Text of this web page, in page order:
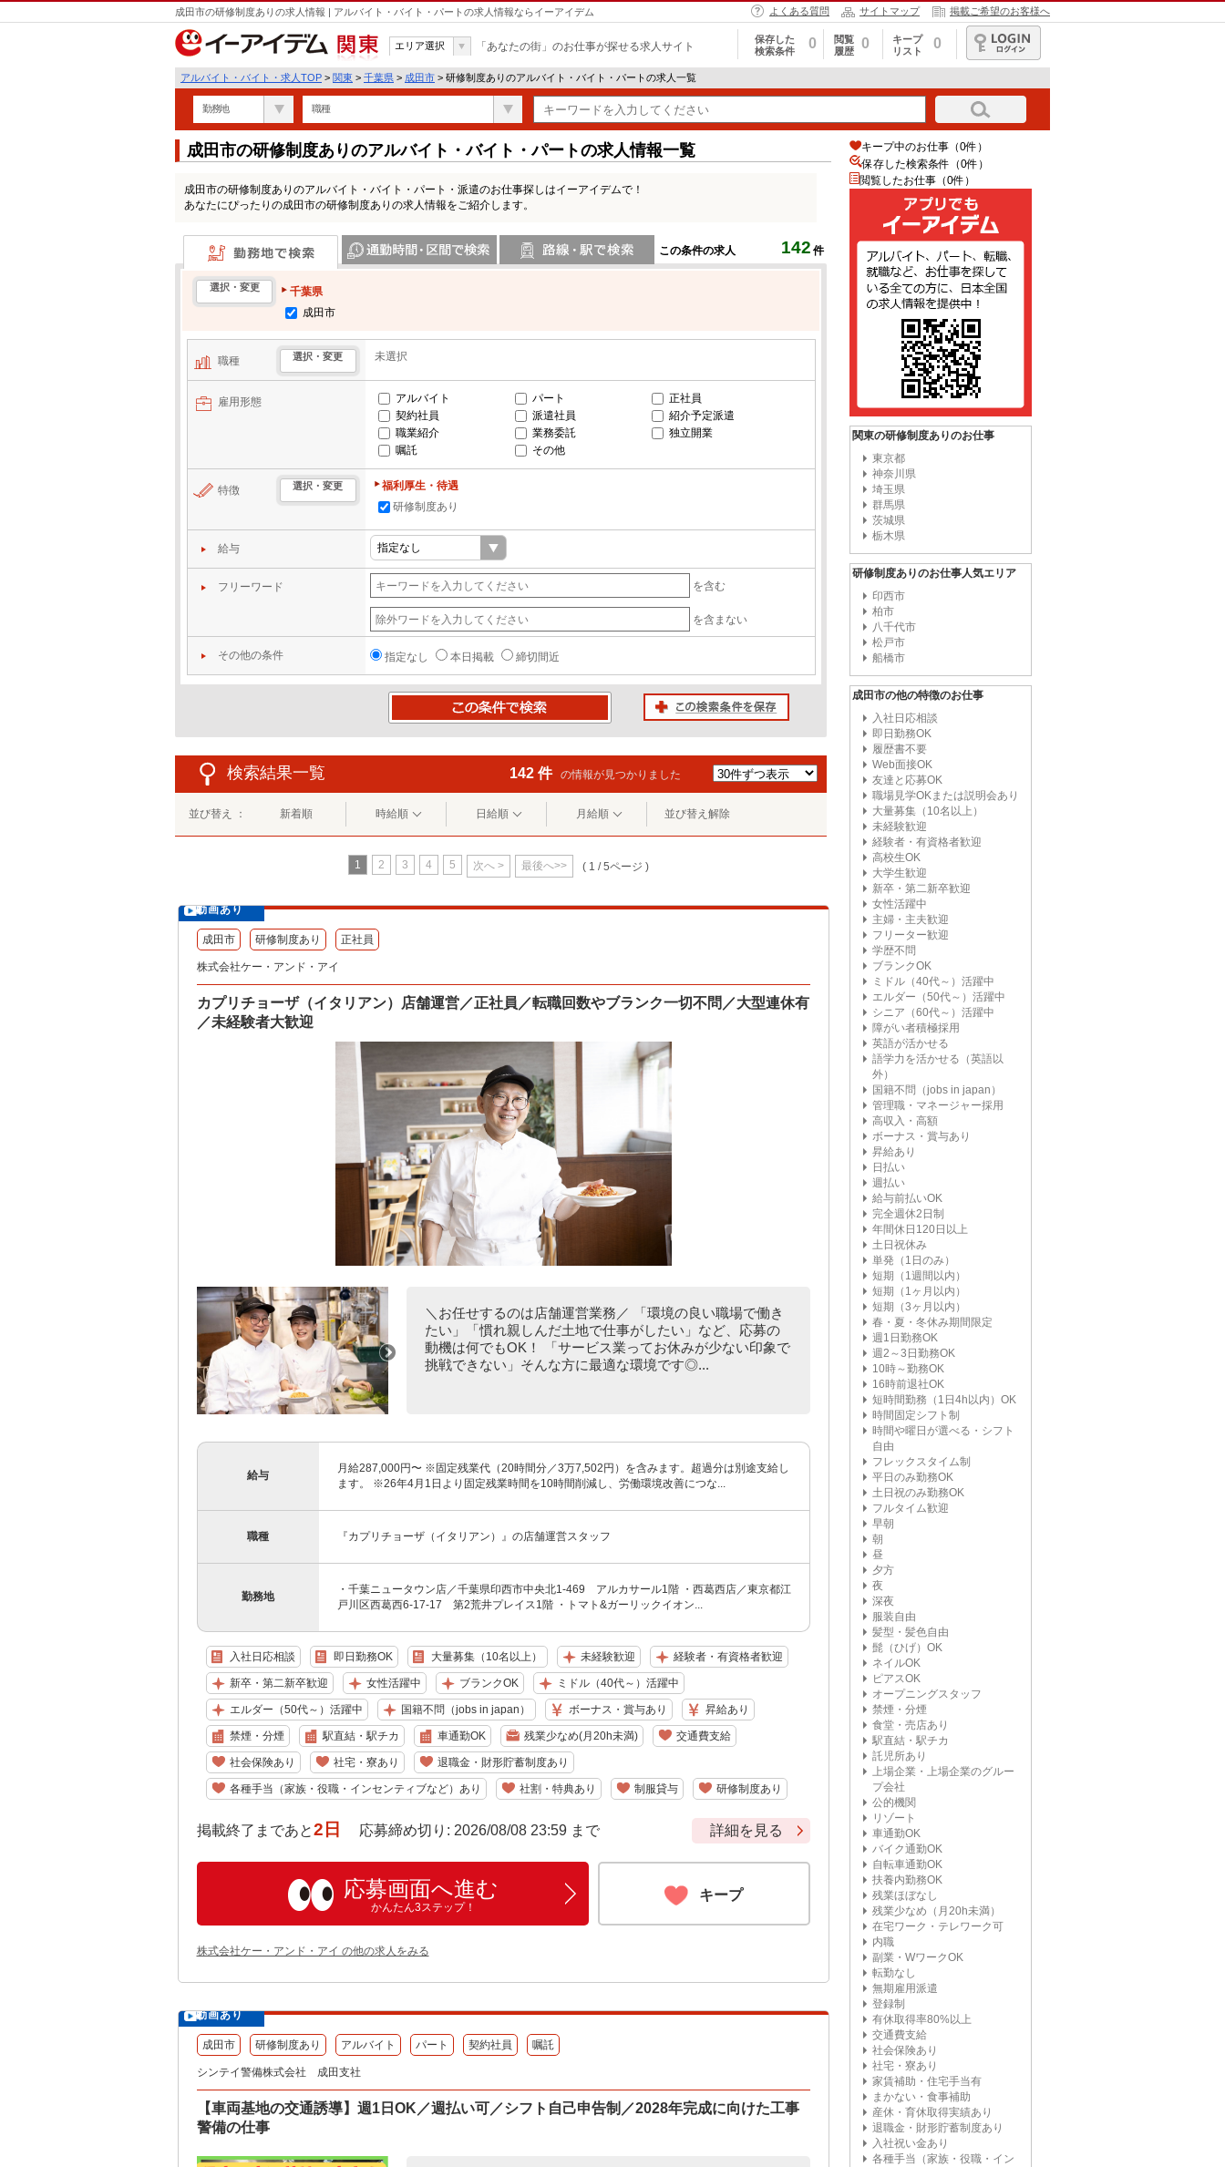
成田市の研修制度ありの求人情報 | アルバイト・バイト・パートの求人情報ならイーアイデム よくある質問 サイトマップ 掲載ご希望のお客様へ
関東
エリア選択 「あなたの街」のお仕事が探せる求人サイト
保存した
検索条件
0
閲覧
履歴
0
キープ
リスト
0
ログイン
アルバイト・バイト・求人TOP > 関東 > 千葉県 > 成田市 > 研修制度ありのアルバイト・バイト・パートの求人一覧
勤務地 職種
成田市の研修制度ありのアルバイト・バイト・パートの求人情報一覧
成田市の研修制度ありのアルバイト・バイト・パート・派遣のお仕事探しはイーアイデムで！
あなたにぴったりの成田市の研修制度ありの求人情報をご紹介します。
この条件の求人 142 件
勤務地で検索
選択・変更
千葉県
成田市
職種 選択・変更 未選択
雇用形態 アルバイト パート
正社員
契約社員
派遣社員
紹介予定派遣
職業紹介
業務委託
独立開業
嘱託
その他
特徴 選択・変更
福利厚生・待遇
研修制度あり
給与
フリーワード を含む
を含まない
その他の条件 指定なし 本日掲載 締切間近
検索結果一覧 142 件 の情報が見つかりました
並び替え ： 新着順 時給順 日給順 月給順 並び替え解除
1 2 3 4 5 次へ > 最後へ>> ( 1 / 5ページ )
動画あり
成田市 研修制度あり 正社員
株式会社ケー・アンド・アイ
カプリチョーザ（イタリアン）店舗運営／正社員／転職回数やブランク一切不問／大型連休有
／未経験者大歓迎
＼お任せするのは店舗運営業務／ 「環境の良い職場で働き
たい」「慣れ親しんだ土地で仕事がしたい」など、応募の
動機は何でもOK！ 「サービス業ってお休みが少ない印象で
挑戦できない」そんな方に最適な環境です◎...
給与
月給287,000円〜 ※固定残業代（20時間分／3万7,502円）を含みます。超過分は別途支給し
ます。 ※26年4月1日より固定残業時間を10時間削減し、労働環境改善につな...
職種 『カプリチョーザ（イタリアン）』の店舗運営スタッフ
勤務地
・千葉ニュータウン店／千葉県印西市中央北1-469 アルカサール1階 ・西葛西店／東京都江
戸川区西葛西6-17-17 第2荒井プレイス1階 ・トマト&ガーリックイオン...
入社日応相談 即日勤務OK 大量募集（10名以上） 未経験歓迎 経験者・有資格者歓迎
新卒・第二新卒歓迎 女性活躍中 ブランクOK ミドル（40代～）活躍中
エルダー（50代～）活躍中 国籍不問（jobs in japan） ボーナス・賞与あり 昇給あり
禁煙・分煙 駅直結・駅チカ 車通勤OK 残業少なめ(月20h未満) 交通費支給
社会保険あり 社宅・寮あり 退職金・財形貯蓄制度あり
各種手当（家族・役職・インセンティブなど）あり 社割・特典あり 制服貸与 研修制度あり
掲載終了まであと2日 応募締め切り: 2026/08/08 23:59 まで 詳細を見る
応募画面へ進む
かんたん3ステップ！
キープ
株式会社ケー・アンド・アイ の他の求人をみる
動画あり
成田市 研修制度あり アルバイト パート 契約社員 嘱託
シンテイ警備株式会社 成田支社
【車両基地の交通誘導】週1日OK／週払い可／シフト自己申告制／2028年完成に向けた工事
警備の仕事
キープ中のお仕事（0件）
保存した検索条件（0件）
閲覧したお仕事（0件）
関東の研修制度ありのお仕事
東京都
神奈川県
埼玉県
群馬県
茨城県
栃木県
研修制度ありのお仕事人気エリア
印西市
柏市
八千代市
松戸市
船橋市
成田市の他の特徴のお仕事
入社日応相談
即日勤務OK
履歴書不要
Web面接OK
友達と応募OK
職場見学OKまたは説明会あり
大量募集（10名以上）
未経験歓迎
経験者・有資格者歓迎
高校生OK
大学生歓迎
新卒・第二新卒歓迎
女性活躍中
主婦・主夫歓迎
フリーター歓迎
学歴不問
ブランクOK
ミドル（40代～）活躍中
エルダー（50代～）活躍中
シニア（60代～）活躍中
障がい者積極採用
英語が活かせる
語学力を活かせる（英語以
外）
国籍不問（jobs in japan）
管理職・マネージャー採用
高収入・高額
ボーナス・賞与あり
昇給あり
日払い
週払い
給与前払いOK
完全週休2日制
年間休日120日以上
土日祝休み
単発（1日のみ）
短期（1週間以内）
短期（1ヶ月以内）
短期（3ヶ月以内）
春・夏・冬休み期間限定
週1日勤務OK
週2～3日勤務OK
10時～勤務OK
16時前退社OK
短時間勤務（1日4h以内）OK
時間固定シフト制
時間や曜日が選べる・シフト
自由
フレックスタイム制
平日のみ勤務OK
土日祝のみ勤務OK
フルタイム歓迎
早朝
朝
昼
夕方
夜
深夜
服装自由
髪型・髪色自由
髭（ひげ）OK
ネイルOK
ピアスOK
オープニングスタッフ
禁煙・分煙
食堂・売店あり
駅直結・駅チカ
託児所あり
上場企業・上場企業のグルー
プ会社
公的機関
リゾート
車通勤OK
バイク通勤OK
自転車通勤OK
扶養内勤務OK
残業ほぼなし
残業少なめ（月20h未満）
在宅ワーク・テレワーク可
内職
副業・WワークOK
転勤なし
無期雇用派遣
登録制
有休取得率80%以上
交通費支給
社会保険あり
社宅・寮あり
家賃補助・住宅手当有
まかない・食事補助
産休・育休取得実績あり
退職金・財形貯蓄制度あり
入社祝い金あり
各種手当（家族・役職・イン